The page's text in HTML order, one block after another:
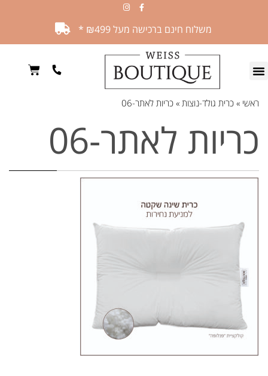
משלוח חינם ברכישה מעל ₪499 *
ראשי » כרית גולד-נוצות » כריות לאתר-06
כריות לאתר-06